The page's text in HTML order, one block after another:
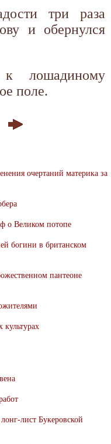
три раза
и обернулся
к лошадиному
поле.
очертаний материка за
о Великом потопе
богини в британском
пантеоне
лист Букеровской